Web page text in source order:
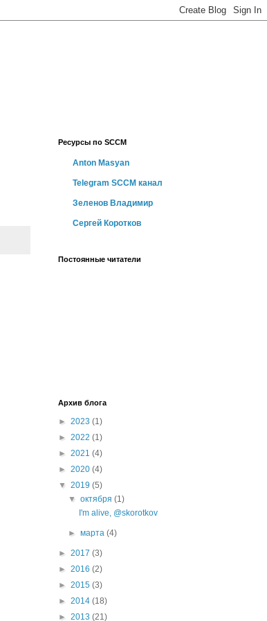
Ресурсы по SCCM
Anton Masyan
Telegram SCCM канал
Зеленов Владимир
Сергей Коротков
Постоянные читатели
Архив блога
► 2023 (1)
► 2022 (1)
► 2021 (4)
► 2020 (4)
▼ 2019 (5)
▼октября(1)
I'm alive, @skorotkov
►марта(4)
► 2017 (3)
► 2016 (2)
► 2015 (3)
► 2014 (18)
► 2013 (21)